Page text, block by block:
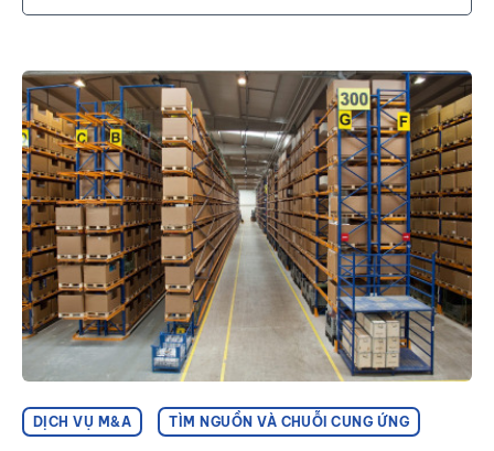
DỊCH VỤ M&A TÌM NGUỒN VÀ CHUỖI CUNG ỨNG